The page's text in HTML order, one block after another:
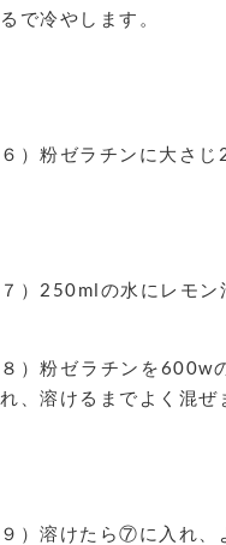
るで冷やします。
６）粉ゼラチンに大さ
７）250mlの水にレモン
８）粉ゼラチンを600w
れ、溶けるまでよく混ぜ
９）溶けたら⑦に入れ、